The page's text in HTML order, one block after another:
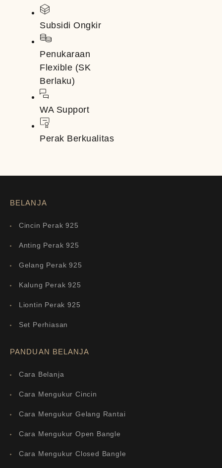
Subsidi Ongkir
Penukaraan
Flexible (SK
Berlaku)
WA Support
Perak Berkualitas
BELANJA
Cincin Perak 925
Anting Perak 925
Gelang Perak 925
Kalung Perak 925
Liontin Perak 925
Set Perhiasan
PANDUAN BELANJA
Cara Belanja
Cara Mengukur Cincin
Cara Mengukur Gelang Rantai
Cara Mengukur Open Bangle
Cara Mengukur Closed Bangle